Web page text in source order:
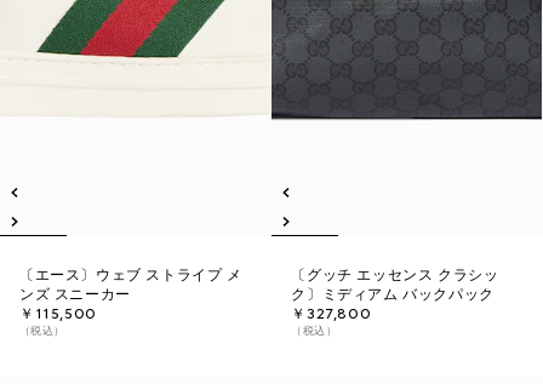
〔エース〕ウェブ ストライプ メ
ンズ スニーカー
￥115,500
（税込）
〔グッチ エッセンス クラシッ
ク〕ミディアム バックパック
￥327,800
（税込）